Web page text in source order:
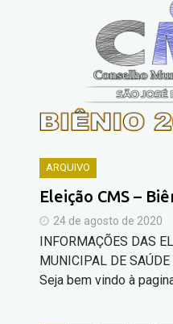
ARQUIVO
Eleição CMS –
24 de agosto de 2020
INFORMAÇÕES DAS
MUNICIPAL DE
Seja bem vindo à